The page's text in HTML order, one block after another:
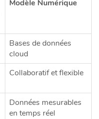
Modèle Numérique
Bases de données
cloud
Collaboratif et flexible
Données mesurables
en temps réel